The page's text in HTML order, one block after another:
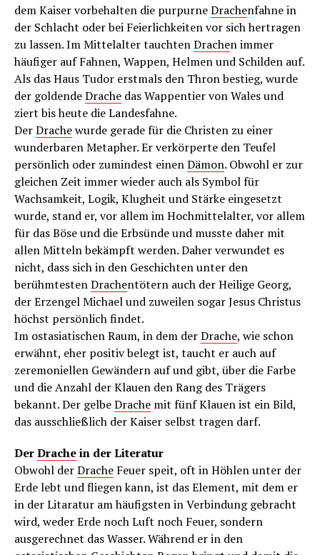
dem Kaiser vorbehalten die purpurneDrachenfahne in
der Schlacht oder bei Feierlichkeiten vor sich hertragen
zu lassen. Im Mittelalter tauchtenDrachen immer
häufiger auf Fahnen, Wappen, Helmen und Schilden auf.
Als das Haus Tudor erstmals den Thron bestieg, wurde
der goldendeDrache das Wappentier von Wales und
ziert bis heute die Landesfahne.
DerDrachewurde gerade für die Christen zu einer
wunderbaren Metapher. Er verkörperte den Teufel
persönlich oder zumindest einenDämon. Obwohl er zur
gleichen Zeit immer wieder auch als Symbol für
Wachsamkeit, Logik, Klugheit und Stärke eingesetzt
wurde, stand er, vor allem im Hochmittelalter, vor allem
für das Böse und die Erbsünde und musste daher mit
allen Mitteln bekämpft werden. Daher verwundet es
nicht, dass sich in den Geschichten unter den
berühmtestenDrachentötern auch der Heilige Georg,
der Erzengel Michael und zuweilen sogar Jesus Christus
höchst persönlich findet.
Im ostasiatischen Raum, in dem derDrache, wie schon
erwähnt, eher positiv belegt ist, taucht er auch auf
zeremoniellen Gewändern auf und gibt, über die Farbe
und die Anzahl der Klauen den Rang des Trägers
bekannt. Der gelbeDrache mit fünf Klauen ist ein Bild,
das ausschließlich der Kaiser selbst tragen darf.
DerDrachein der Literatur
Obwohl derDrache Feuer speit, oft in Höhlen unter der
Erde lebt und fliegen kann, ist das Element, mit dem er
in der Litaratur am häufigsten in Verbindung gebracht
wird, weder Erde noch Luft noch Feuer, sondern
ausgerechnet das Wasser. Während er in den